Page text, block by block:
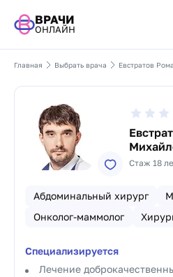
ВРАЧИ
ОНЛАЙН
Главная Выбрать врача Евстратов
Стаж 18
Абдоминальный хирург
Онколог-маммолог
Специализируется
Лечение